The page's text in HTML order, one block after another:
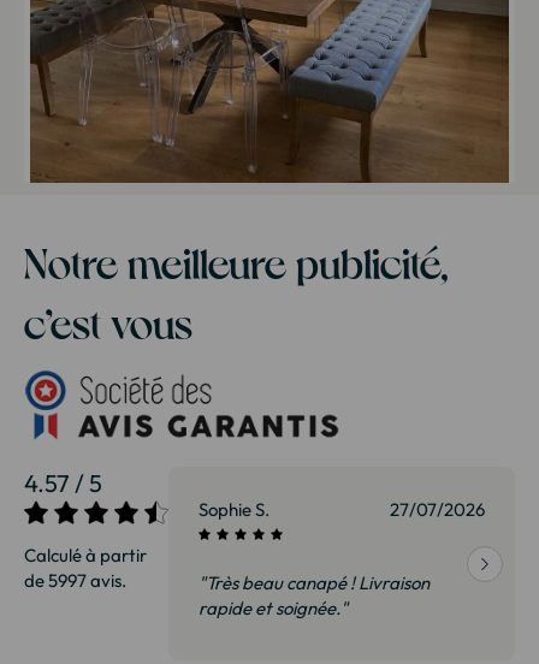
Notre meilleure publicité,
c’est vous
4.57 / 5
Calculé à partir
de 5997 avis.
27/07/2026 Sophie S. 27/07/2026
"Très beau canapé ! Livraison
rapide et soignée."